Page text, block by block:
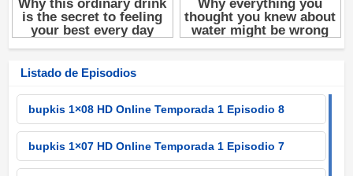
Listado de Episodios
bupkis 1×08 HD Online Temporada 1 Episodio 8
bupkis 1×07 HD Online Temporada 1 Episodio 7